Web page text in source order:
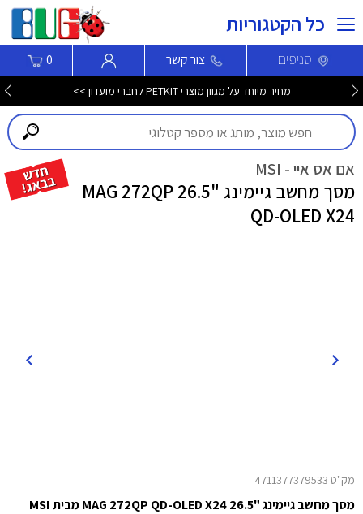
כל הקטגוריות
סניפים צור קשר 0
מחיר מיוחד על מגוון מוצרי PETKIT לחברי מועדון >>
אם אס איי - MSI
מסך מחשב גיימינג "26.5 MAG 272QP
QD-OLED X24
מק"ט 4711377379533
מסך מחשב גיימינג "26.5 MAG 272QP QD-OLED X24 מבית MSI